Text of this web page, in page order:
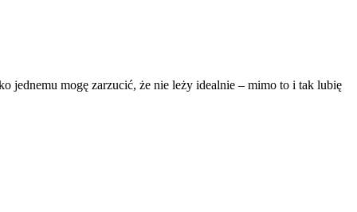
jednemu mogę zarzucić, że nie leży idealnie – mimo to i tak lubię